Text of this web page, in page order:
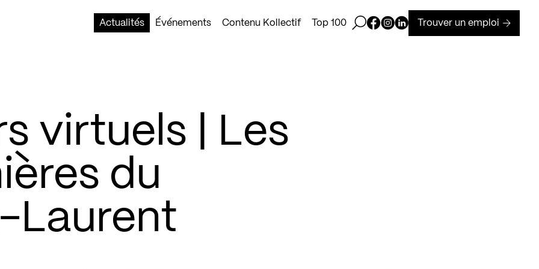
Actualités
Événements Contenu Kollectif Top 100 Ouvrir la barre de recherche
Page Facebook de Kollectif
Page Instagram de Kollectif
Page Linkedin de Kollectif
Trouver un emploi
virtuels | Les
du
Laurent